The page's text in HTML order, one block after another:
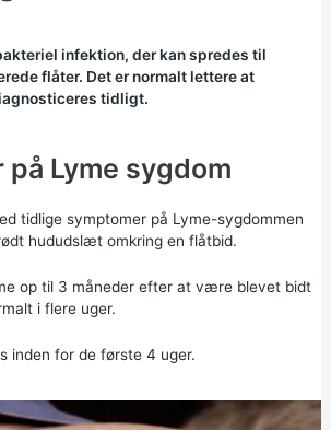
infektion, der kan spredes til
flåter. Det er normalt lettere at
tidligt.
Lyme sygdom
tidlige symptomer på Lyme-sygdommen
hududslæt omkring en flåtbid.
op til 3 måneder efter at være blevet bidt
i flere uger.
inden for de første 4 uger.